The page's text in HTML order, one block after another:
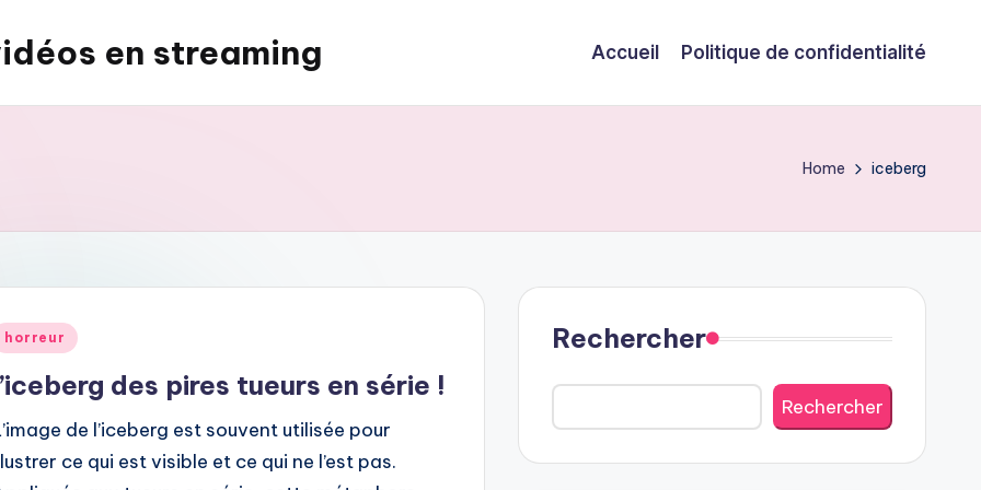
en streaming Accueil Politique de confidentialité
Home iceberg
horreur
des pires tueurs en série !
de l’iceberg est souvent utilisée pour
ce qui est visible et ce qui ne l’est pas.
Rechercher
Rechercher